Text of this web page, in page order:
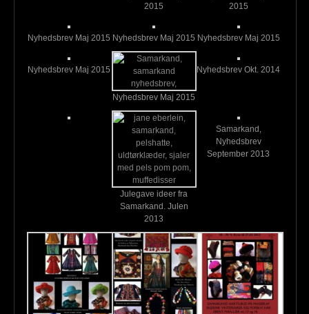
2015
2015
Nyhedsbrev Maj 2015 Nyhedsbrev Maj 2015 Nyhedsbrev Maj 2015
Nyhedsbrev Maj 2015
Nyhedsbrev Maj 2015
Nyhedsbrev Okt. 2014
Julegave ideer fra
Samarkand. Julen
2013
Samarkand,
Nyhedsbrev
September 2013